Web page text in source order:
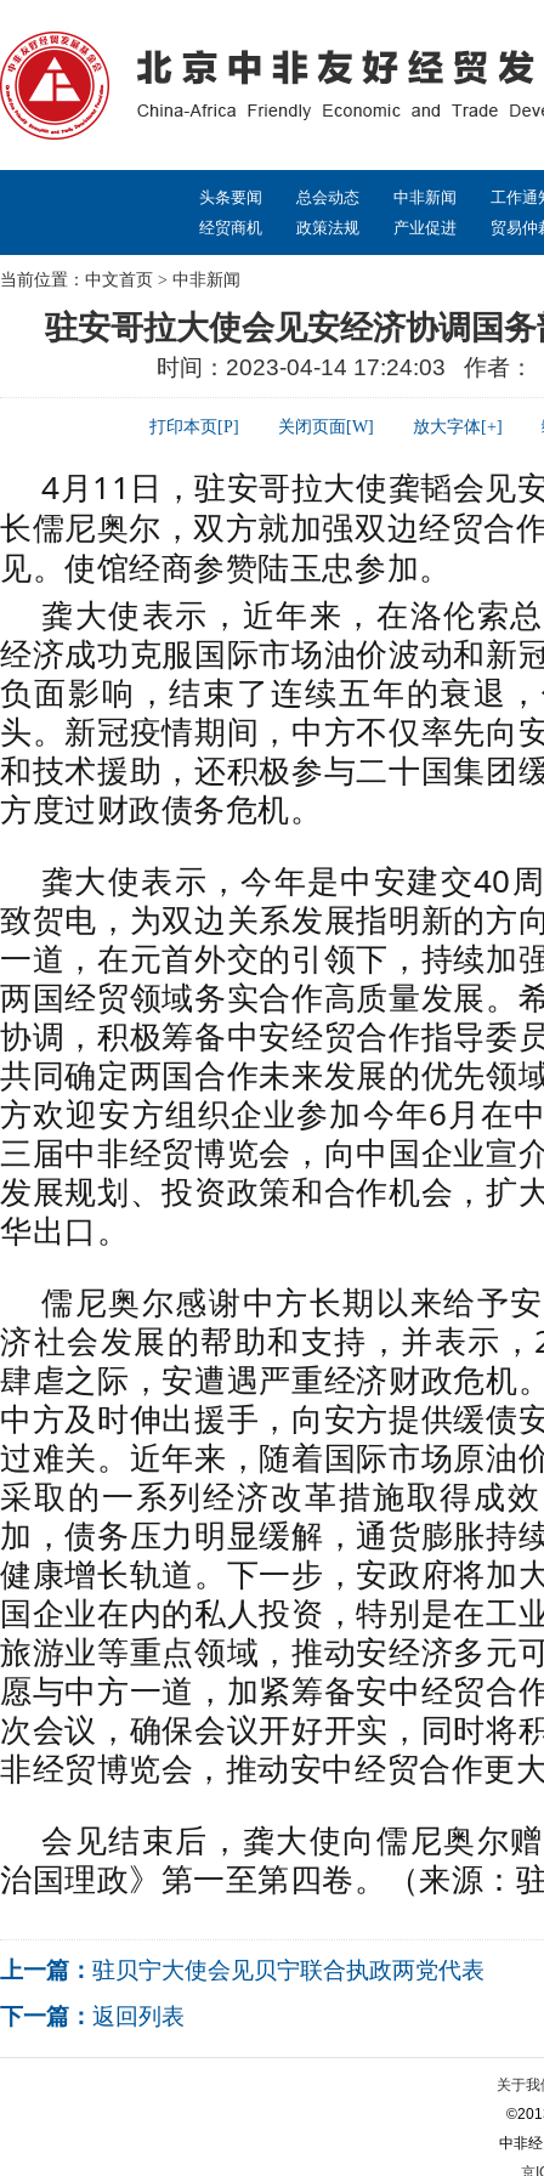
头条要闻 总会动态 中非新闻
工作通
经贸商机
政策法规 产业促进 贸易仲
当前位置： 中文首页 > 中非新闻
驻安哥拉大使会见安经济协调国
时间：2023-04-14 17:24:03 作者
打印本页[P] 关闭页面[W] 放大字体[+]
4月11日，驻安哥拉大使龚韬会见
长儒尼奥尔，双方就加强双边经贸合
见。使馆经商参赞陆玉忠参加。
龚大使表示，近年来，在洛伦索
经济成功克服国际市场油价波动和新
负面影响，结束了连续五年的衰退
头。新冠疫情期间，中方不仅率先向
和技术援助，还积极参与二十国集团
方度过财政债务危机。
龚大使表示，今年是中安建交40
致贺电，为双边关系发展指明新的方
一道，在元首外交的引领下，持续加
两国经贸领域务实合作高质量发展。
协调，积极筹备中安经贸合作指导委
共同确定两国合作未来发展的优先领
方欢迎安方组织企业参加今年6月在
三届中非经贸博览会，向中国企业宣
发展规划、投资政策和合作机会，扩
华出口。
儒尼奥尔感谢中方长期以来给予
济社会发展的帮助和支持，并表示
肆虐之际，安遭遇严重经济财政危机
中方及时伸出援手，向安方提供缓债
过难关。近年来，随着国际市场原油
采取的一系列经济改革措施取得成
加，债务压力明显缓解，通货膨胀持
健康增长轨道。下一步，安政府将加
国企业在内的私人投资，特别是在工
旅游业等重点领域，推动安经济多元
愿与中方一道，加紧筹备安中经贸合
次会议，确保会议开好开实，同时将
非经贸博览会，推动安中经贸合作更
会见结束后，龚大使向儒尼奥尔
治国理政》第一至第四卷。（来源：
上一篇： 驻贝宁大使会见贝宁联合执政两党代表
下一篇： 返回列表
关于我
中非
京